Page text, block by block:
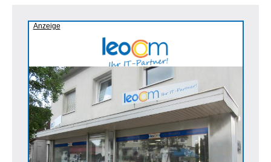
Anzeige